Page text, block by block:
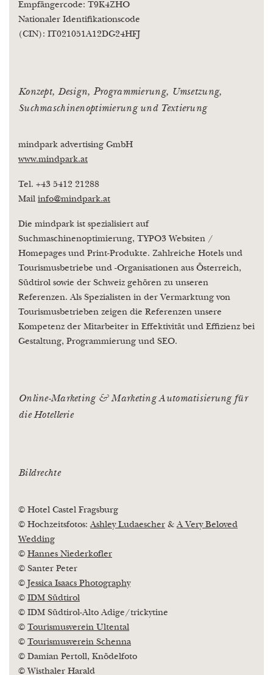
Empfängercode: T9K4ZHO
Nationaler Identifikationscode
(CIN): IT021051A12DG24HFJ
Konzept, Design, Programmierung, Umsetzung,
Suchmaschinenoptimierung und Textierung
mindpark advertising GmbH
www.mindpark.at
Tel. +43 5412 21288
Mail info@mindpark.at
Die mindpark ist spezialisiert auf
Suchmaschinenoptimierung, TYPO3 Websiten /
Homepages und Print-Produkte. Zahlreiche Hotels und
Tourismusbetriebe und -Organisationen aus Österreich,
Südtirol sowie der Schweiz gehören zu unseren
Referenzen. Als Spezialisten in der Vermarktung von
Tourismusbetrieben zeigen die Referenzen unsere
Kompetenz der Mitarbeiter in Effektivität und Effizienz bei
Gestaltung, Programmierung und SEO.
Online-Marketing & Marketing Automatisierung für
die Hotellerie
Bildrechte
© Hotel Castel Fragsburg
© Hochzeitsfotos:Ashley Ludaescher &A Very Beloved
Wedding
© Hannes Niederkofler
© Santer Peter
© Jessica Isaacs Photography
© IDM Südtirol
© IDM Südtirol-Alto Adige/trickytine
© Tourismusverein Ultental
© Tourismusverein Schenna
© Damian Pertoll, Knödelfoto
© Wisthaler Harald